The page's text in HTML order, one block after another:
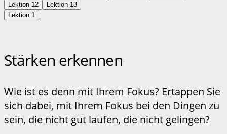
Lektion 12
Lektion 13
Lektion 1
Stärken erkennen
Wie ist es denn mit Ihrem Fokus? Ertappen Sie
sich dabei, mit Ihrem Fokus bei den Dingen zu
sein, die nicht gut laufen, die nicht gelingen?